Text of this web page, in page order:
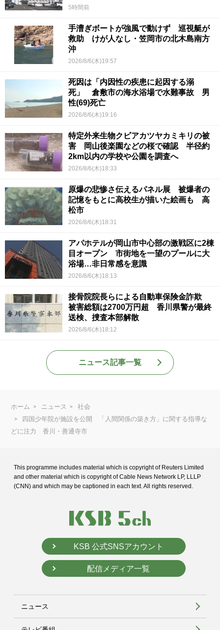
5時間前
手漕ぎボートが強風で動けず 巡視艇が
救助 けが人なし・笠岡市の北木島南方
沖
2026/8/6(木)19:57
死因は「内因性の疾患に起因する溺
死」 倉敷市の海水浴場で水難事故 男
性(69)死亡
2026/8/6(木)19:16
特定外来生物クビアカツヤカミキリの被
害 岡山後楽園などの桜で確認 半径約
2km以内の学校や公園を調査へ
2026/8/6(木)18:33
原爆の悲惨さ伝えるパネル展 被爆者の
記憶をもとに高校生が描いた絵画も 高
松市
2026/8/6(木)18:31
アパホテルが岡山市中心部の激戦区に2棟
目オープン 市街地を一望のプールに大
浴場…非日常感を意識
2026/8/6(木)18:13
接骨院院長らによる自動車保険金詐欺
被害総額は2700万円超 香川県警が最終
送検、捜査本部解散
2026/8/6(木)18:12
ニュース記事一覧
ホーム ニュース
社会
四国少年院が施設を公開 「人間関係の築き方」に関する指導な
どに注力 香川・善通寺市
This programme includes material which is copyright of Reuters Limited
and other material which is copyright of Cable News Network LP, LLLP
(CNN) and which may be captioned in each text. All rights reserved.
KSB 公式SNSアカウント
配信メディア一覧
ニュース